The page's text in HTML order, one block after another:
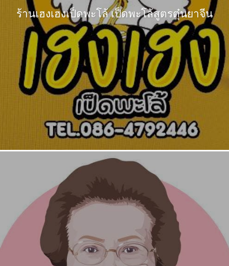
ร้านเฮงเฮงเป็ดพะโล้ เป็ดพะโล้สูตรตุ๋นยาจีน